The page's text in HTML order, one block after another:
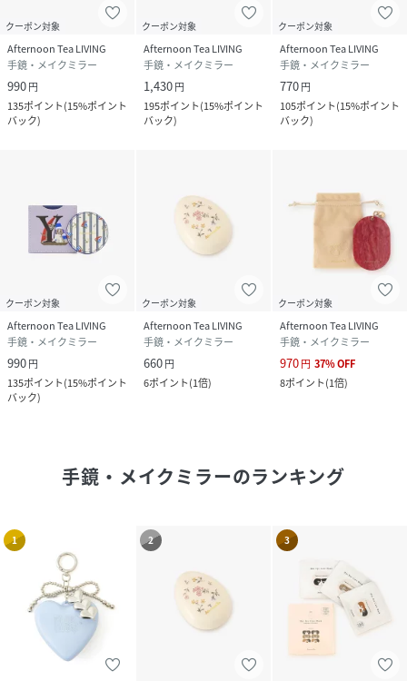
クーポン対象
Afternoon Tea LIVING
手鏡・メイクミラー
990円
135ポイント(15%ポイント
バック)
クーポン対象
Afternoon Tea LIVING
手鏡・メイクミラー
1,430円
195ポイント(15%ポイント
バック)
クーポン対象
Afternoon Tea LIVING
手鏡・メイクミラー
770円
105ポイント(15%ポイント
バック)
クーポン対象
Afternoon Tea LIVING
手鏡・メイクミラー
990円
135ポイント(15%ポイント
バック)
クーポン対象
Afternoon Tea LIVING
手鏡・メイクミラー
660円
6ポイント(1倍)
クーポン対象
Afternoon Tea LIVING
手鏡・メイクミラー
970円 37%OFF
8ポイント(1倍)
手鏡・メイクミラーのランキング
1 2 3